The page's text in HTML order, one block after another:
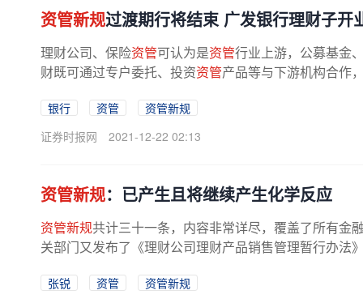
资管新规过渡期行将结束 广发银行理财子开
理财公司、保险资管可认为是资管行业上游，公募基金
财既可通过专户委托、投资资管产品等与下游机构合作
银行 资管
资管新规
证券时报网
2021-12-22 02:13
资管新规：已产生且将继续产生化学反应
资管新规共计三十一条，内容非常详尽，覆盖了所有金
关部门又发布了《理财公司理财产品销售管理暂行办法
张锐 资管 资管新规